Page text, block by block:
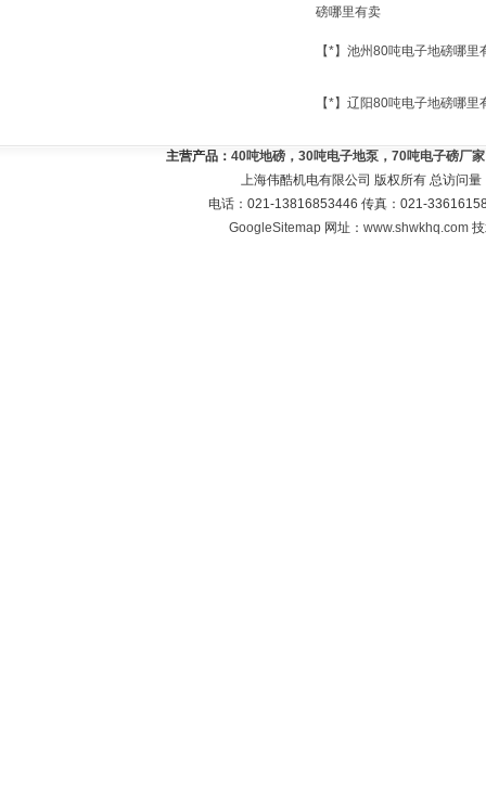
磅哪里有卖
【*】池州80吨电子地磅哪里
【*】辽阳80吨电子地磅哪里
主营产品： 40吨地磅，30吨电子地泵，70吨电子磅厂
上海伟酷机电有限公司 版权所有 总访问量
电话：021-13816853446 传真：021-
GoogleSitemap 网址：www.shwkhq.com